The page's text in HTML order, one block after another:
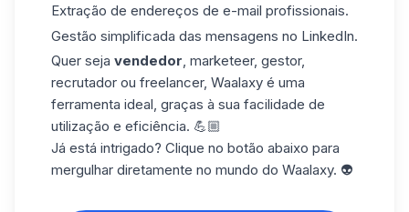
Extração de endereços de e-mail profissionais.
Gestão simplificada das mensagens no LinkedIn.
Quer seja vendedor, marketeer, gestor,
recrutador ou freelancer, Waalaxy é uma
ferramenta ideal, graças à sua facilidade de
utilização e eficiência. 💪🏼
Já está intrigado? Clique no botão abaixo para
mergulhar diretamente no mundo do Waalaxy. 👽